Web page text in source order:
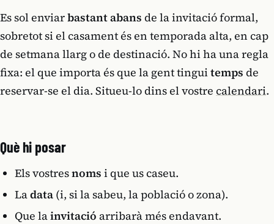
Es sol enviarbastant abans de la invitació formal,
sobretot si el casament és en temporada alta, en cap
de setmana llarg o de destinació. No hi ha una regla
fixa: el que importa és que la gent tinguitemps de
reservar-se el dia. Situeu-lo dins el vostre calendari.
Què hi posar
Els vostresnoms i que us caseu.
Ladata (i, si la sabeu, la població o zona).
Que lainvitació arribarà més endavant.